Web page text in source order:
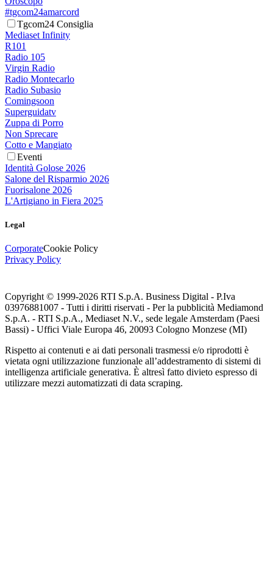
#tgcom24amarcord
Tgcom24 Consiglia
Mediaset Infinity
R101
Radio 105
Virgin Radio
Radio Montecarlo
Radio Subasio
Comingsoon
Superguidatv
Zuppa di Porro
Non Sprecare
Cotto e Mangiato
Eventi
Identità Golose 2026
Salone del Risparmio 2026
Fuorisalone 2026
L'Artigiano in Fiera 2025
Legal
CorporateCookie Policy
Privacy Policy
Copyright © 1999-2026 RTI S.p.A. Business Digital - P.Iva
03976881007 - Tutti i diritti riservati - Per la pubblicità Mediamond
S.p.A. - RTI S.p.A., Mediaset N.V., sede legale Amsterdam (Paesi
Bassi) - Uffici Viale Europa 46, 20093 Cologno Monzese (MI)
Rispetto ai contenuti e ai dati personali trasmessi e/o riprodotti è
vietata ogni utilizzazione funzionale all’addestramento di sistemi di
intelligenza artificiale generativa. È altresì fatto divieto espresso di
utilizzare mezzi automatizzati di data scraping.